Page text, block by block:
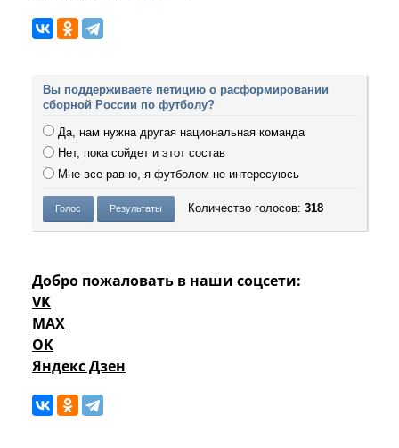
Вы поддерживаете петицию о расформировании
сборной России по футболу?
Да, нам нужна другая национальная команда
Нет, пока сойдет и этот состав
Мне все равно, я футболом не интересуюсь
Количество голосов: 318
Добро пожаловать в наши соцсети:
VK
MAX
OK
Яндекс Дзен